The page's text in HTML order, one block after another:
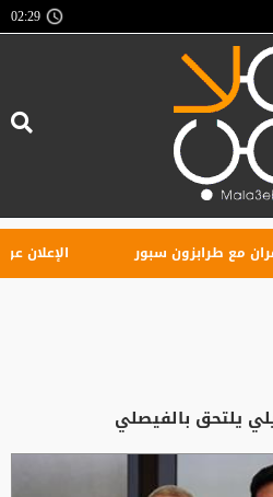
02:29
طرابزون سبور الإعلان عن
يلتحق بالفيصلي